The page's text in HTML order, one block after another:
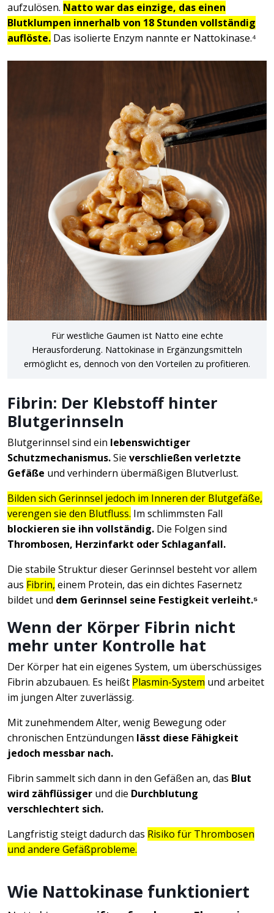
aufzulösen. Natto war das einzige, das einen
Blutklumpen innerhalb von 18 Stunden vollständig
auflöste. Das isolierte Enzym nannte er Nattokinase.⁴
Für westliche Gaumen ist Natto eine echte
Herausforderung. Nattokinase in Ergänzungsmitteln
ermöglicht es, dennoch von den Vorteilen zu profitieren.
Fibrin: Der Klebstoff hinter
Blutgerinnseln
Blutgerinnsel sind ein lebenswichtiger
Schutzmechanismus.Sie verschließen verletzte
Gefäße und verhindern übermäßigen Blutverlust.
Bilden sich Gerinnsel jedoch im Inneren der Blutgefäße,
verengen sie den Blutfluss. Im schlimmsten Fall
blockieren sie ihn vollständig. Die Folgen sind
Thrombosen, Herzinfarkt oder Schlaganfall.
Die stabile Struktur dieser Gerinnsel besteht vor allem
aus Fibrin, einem Protein, das ein dichtes Fasernetz
bildet und dem Gerinnsel seine Festigkeit verleiht.⁵
Wenn der Körper Fibrin nicht
mehr unter Kontrolle hat
Der Körper hat ein eigenes System, um überschüssiges
Fibrin abzubauen. Es heißt Plasmin-System und arbeitet
im jungen Alter zuverlässig.
Mit zunehmendem Alter, wenig Bewegung oder
chronischen Entzündungen lässt diese Fähigkeit
jedoch messbar nach.
Fibrin sammelt sich dann in den Gefäßen an, das Blut
wird zähflüssiger und die Durchblutung
verschlechtert sich.
Langfristig steigt dadurch das Risiko für Thrombosen
und andere Gefäßprobleme.
Wie Nattokinase funktioniert